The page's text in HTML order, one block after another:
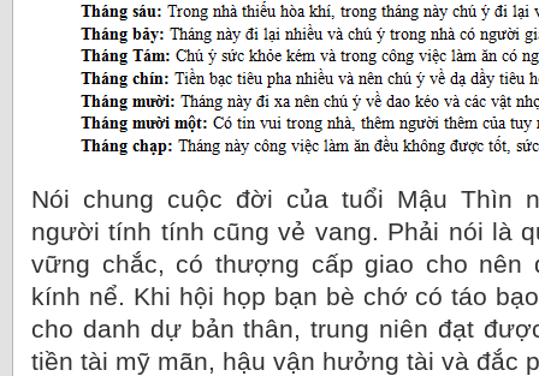
Nói chung cuộc đời của tuổi Mậu Thìn
người tính tính cũng vẻ vang. Phải nói là
vững chắc, có thượng cấp giao cho nên
kính nể. Khi hội họp bạn bè chớ có táo
cho danh dự bản thân, trung niên đạt
tiền tài mỹ mãn, hậu vận hưởng tài và đắc